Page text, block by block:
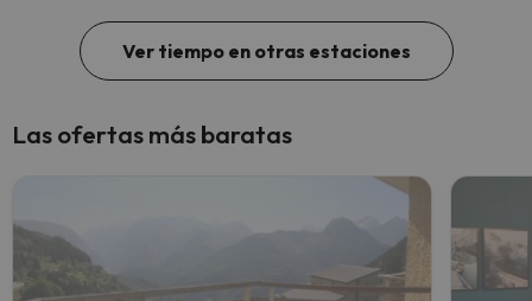
Ver tiempo en otras estaciones
Las ofertas más baratas